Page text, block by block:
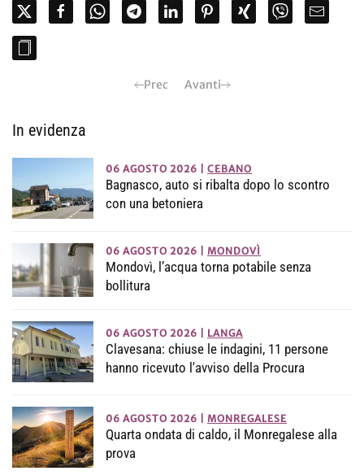
Prec Avanti
In evidenza
06 AGOSTO 2026 CEBANO
Bagnasco, auto si ribalta dopo lo scontro
con una betoniera
06 AGOSTO 2026 MONDOVÌ
Mondovì, l’acqua torna potabile senza
bollitura
06 AGOSTO 2026 LANGA
Clavesana: chiuse le indagini, 11 persone
hanno ricevuto l'avviso della Procura
06 AGOSTO 2026 MONREGALESE
Quarta ondata di caldo, il Monregalese alla
prova